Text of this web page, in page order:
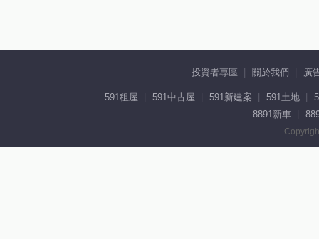
投資者專區 關於我們 廣
591租屋 591中古屋 591新建案 591土地
8891新車